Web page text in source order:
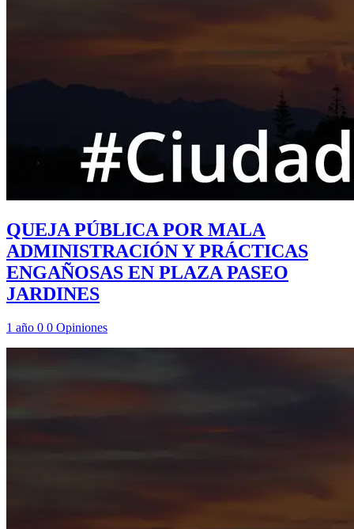
QUEJA PÚBLICA POR MALA
ADMINISTRACIÓN Y PRÁCTICAS
ENGAÑOSAS EN PLAZA PASEO
JARDINES
1 año 0 0 Opiniones